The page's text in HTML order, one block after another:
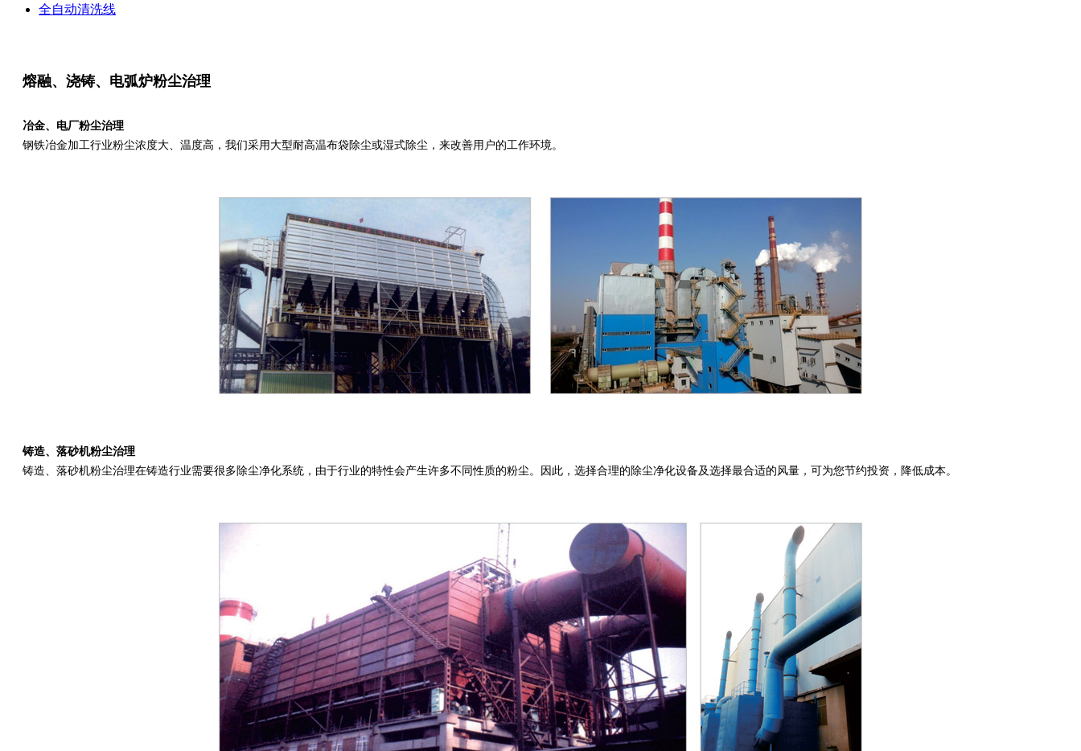
全自动清洗线
熔融、浇铸、电弧炉粉尘治理
冶金、电厂粉尘治理
钢铁冶金加工行业粉尘浓度大、温度高，我们采用大型耐高温布袋除尘或湿式除尘，来改善用户的工作环境。
铸造、落砂机粉尘治理
铸造、落砂机粉尘治理在铸造行业需要很多除尘净化系统，由于行业的特性会产生许多不同性质的粉尘。因此，选择合理的除尘净化设备及选择最合适的风量，可为您节约投资，降低成本。